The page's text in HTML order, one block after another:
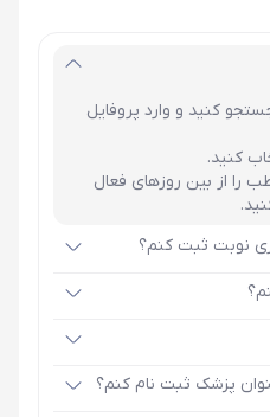
کنید و وارد پروفایل
کنید.
را از بین روزهای فعال
نوبت ثبت کنم؟
پزشک ثبت نام کنم؟